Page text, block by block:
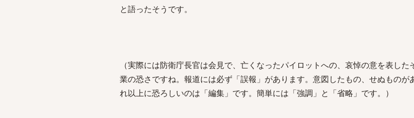
と語ったそうです。
（実際には防衛庁長官は会見で、亡くなったパイロットへの、哀悼の意を表し
業の恐さですね。報道には必ず「誤報」があります。意図したもの、せぬものが
れ以上に恐ろしいのは「編集」です。簡単には「強調」と「省略」です。）